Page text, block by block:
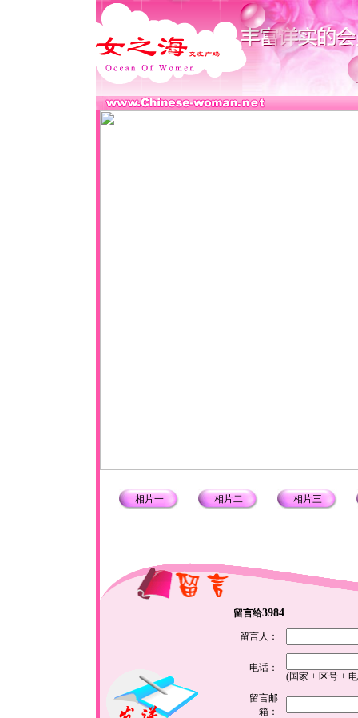
相片一 相片二 相片三
留言给3984
留言人：
电话：
(国家 + 区号 +
留言邮
箱：